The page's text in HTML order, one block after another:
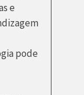
e
pode